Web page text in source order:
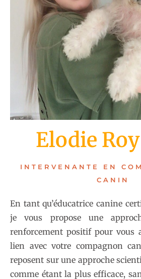
Elodie
INTERVENANTE EN
CANIN
En tant qu’éducatrice canine
je vous propose une
renforcement positif pour vous
lien avec votre compagnon
reposent sur une approche
comme étant la plus efficace,